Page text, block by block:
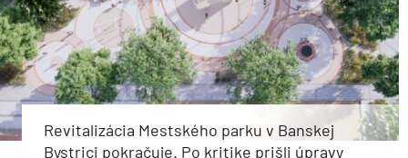
Revitalizácia Mestského parku v Banskej
Bystrici pokračuje. Po kritike prišli úpravy